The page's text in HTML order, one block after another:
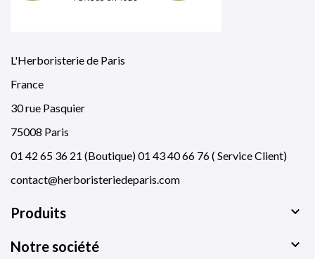
L'Herboristerie de Paris
France
30 rue Pasquier
75008 Paris
01 42 65 36 21 (Boutique) 01 43 40 66 76 ( Service Client)
contact@herboristeriedeparis.com
Produits 
Notre société 